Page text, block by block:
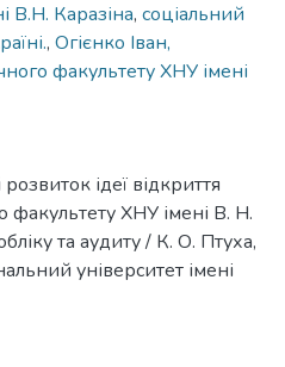
В.Н. Каразіна, соціальний
, Огієнко Іван,
факультету ХНУ імені
ідеї відкриття
факультету ХНУ імені В. Н.
та аудиту / К. О. Птуха,
університет імені